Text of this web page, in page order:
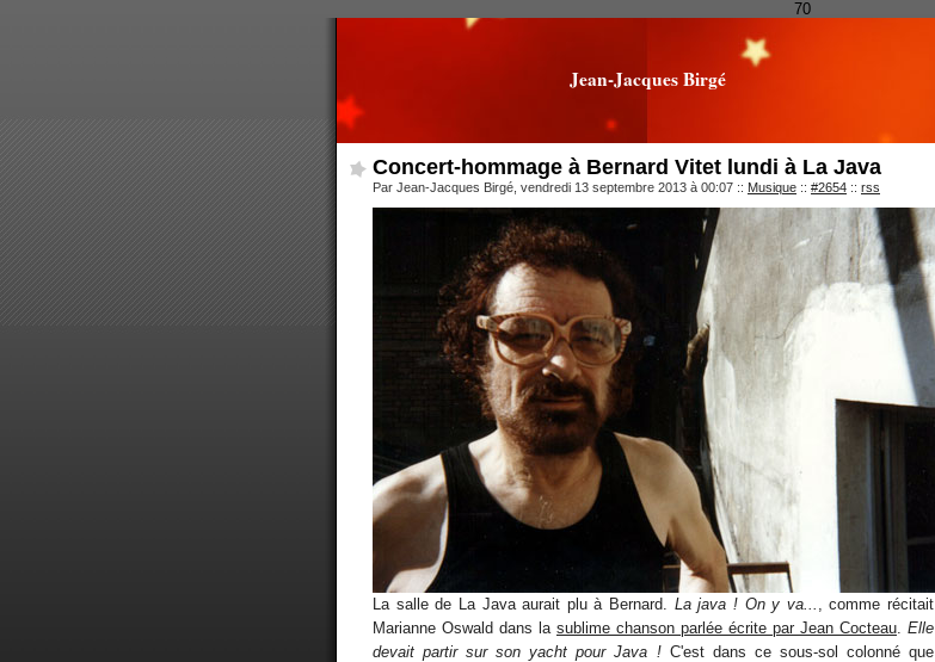
70
Jean-Jacques Birgé
Concert-hommage à Bernard Vitet lundi à La Java
Par Jean-Jacques Birgé, vendredi 13 septembre 2013 à 00:07 :: Musique :: #2654 :: rss
La salle de La Java aurait plu à Bernard. La java ! On y va...
, comme récitait
Marianne Oswald dans la sublime chanson parlée écrite par Jean Cocteau Elle
devait partir sur son yacht pour Java !C'est dans ce sous-sol colonné que